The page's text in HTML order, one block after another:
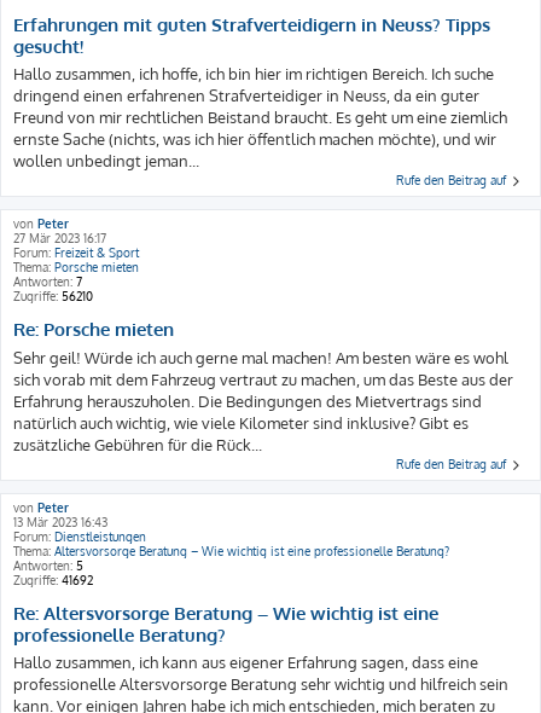
Erfahrungen mit guten Strafverteidigern in Neuss? Tipps
gesucht!
Hallo zusammen, ich hoffe, ich bin hier im richtigen Bereich. Ich suche
dringend einen erfahrenen Strafverteidiger in Neuss, da ein guter
Freund von mir rechtlichen Beistand braucht. Es geht um eine ziemlich
ernste Sache (nichts, was ich hier öffentlich machen möchte), und wir
wollen unbedingt jeman...
Rufe den Beitrag auf
von Peter
27 Mär 2023 16:17
Forum: Freizeit & Sport
Thema: Porsche mieten
Antworten: 7
Zugriffe: 56210
Re: Porsche mieten
Sehr geil! Würde ich auch gerne mal machen! Am besten wäre es wohl
sich vorab mit dem Fahrzeug vertraut zu machen, um das Beste aus der
Erfahrung herauszuholen. Die Bedingungen des Mietvertrags sind
natürlich auch wichtig, wie viele Kilometer sind inklusive? Gibt es
zusätzliche Gebühren für die Rück...
Rufe den Beitrag auf
von Peter
13 Mär 2023 16:43
Forum: Dienstleistungen
Thema: Altersvorsorge Beratung – Wie wichtig ist eine professionelle Beratung?
Antworten: 5
Zugriffe: 41692
Re: Altersvorsorge Beratung – Wie wichtig ist eine
professionelle Beratung?
Hallo zusammen, ich kann aus eigener Erfahrung sagen, dass eine
professionelle Altersvorsorge Beratung sehr wichtig und hilfreich sein
kann. Vor einigen Jahren habe ich mich entschieden, mich beraten zu